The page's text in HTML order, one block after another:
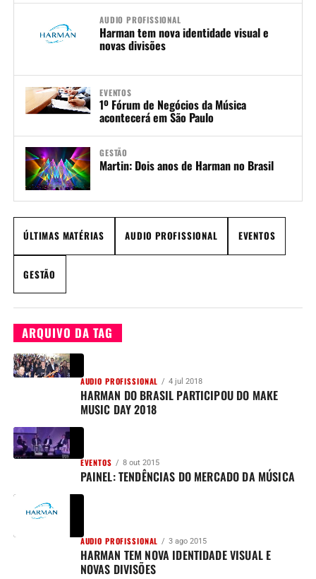
AUDIO PROFISSIONAL
Harman tem nova identidade visual e
novas divisões
EVENTOS
1º Fórum de Negócios da Música
acontecerá em São Paulo
GESTÃO
Martin: Dois anos de Harman no Brasil
ÚLTIMAS MATÉRIAS AUDIO PROFISSIONAL EVENTOS
GESTÃO
ARQUIVO DA TAG
AUDIO PROFISSIONAL 4 jul 2018
HARMAN DO BRASIL PARTICIPOU DO MAKE
MUSIC DAY 2018
EVENTOS 8 out 2015
PAINEL: TENDÊNCIAS DO MERCADO DA MÚSICA
AUDIO PROFISSIONAL 3 ago 2015
HARMAN TEM NOVA IDENTIDADE VISUAL E
NOVAS DIVISÕES